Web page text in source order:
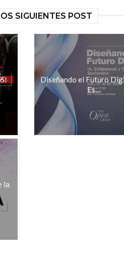
SIGUIENTES POST
Diseñando el Futuro
Es...
la